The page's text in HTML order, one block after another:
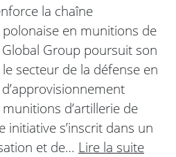
la chaîne
en munitions de
Group poursuit son
secteur de la défense en
d’artillerie de
initiative s’inscrit dans un
et de… Lire la suite